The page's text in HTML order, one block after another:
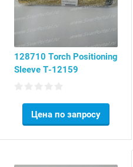
128710 Torch Positioning
Sleeve T-12159
Цена по запросу